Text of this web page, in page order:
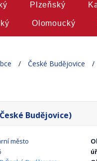
Plzeňský
Olomoucký
České Budějovice
Budějovice)
město